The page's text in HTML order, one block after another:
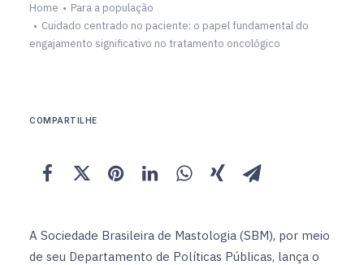
Home
Para a população
Cuidado centrado no paciente: o papel fundamental do
engajamento significativo no tratamento oncológico
COMPARTILHE
A Sociedade Brasileira de Mastologia (SBM), por meio
de seu Departamento de Políticas Públicas, lança o